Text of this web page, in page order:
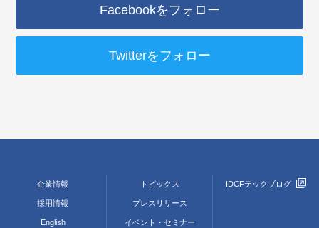
Facebookをフォロー
Twitterをフォロー
企業情報
採用情報
English
トピックス
プレスリリース
イベント・セミナー
IDCFテックブログ